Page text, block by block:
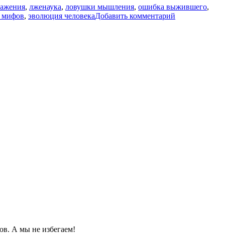
, лженаука, ловушки мышления, ошибка выжившего,
мифов, эволюция человекаДобавить комментарий
А мы не избегаем!